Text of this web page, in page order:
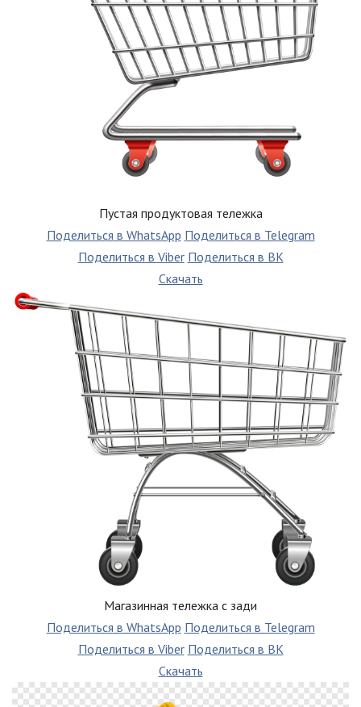
Пустая продуктовая тележка
Поделиться в WhatsApp Поделиться в Telegram
Поделиться в Viber Поделиться в ВК
Скачать
Магазинная тележка с зади
Поделиться в WhatsApp Поделиться в Telegram
Поделиться в Viber Поделиться в ВК
Скачать